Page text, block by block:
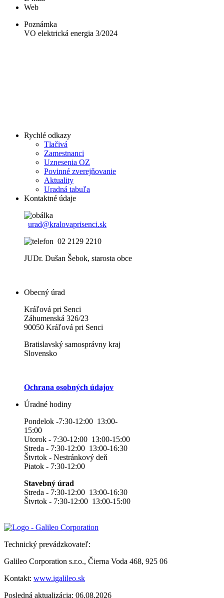
Web
Poznámka
VO elektrická energia 3/2024
Rychlé odkazy
Tlačivá
Zamestnanci
Uznesenia OZ
Povinné zverejňovanie
Aktuality
Uradná tabuľa
Kontaktné údaje
urad@kralovaprisenci.sk
02 2129 2210
JUDr. Dušan Šebok, starosta obce
Obecný úrad
Kráľová pri Senci
Záhumenská 326/23
90050 Kráľová pri Senci
Bratislavský samosprávny kraj
Slovensko
Ochrana osobných údajov
Úradné hodiny
Pondelok -7:30-12:00 13:00-
15:00
Utorok - 7:30-12:00 13:00-15:00
Streda - 7:30-12:00 13:00-16:30
Štvrtok - Nestránkový deň
Piatok - 7:30-12:00
Stavebný úrad
Streda - 7:30-12:00 13:00-16:30
Štvrtok - 7:30-12:00 13:00-15:00
Technický prevádzkovateľ:
Galileo Corporation s.r.o., Čierna Voda 468, 925 06
Kontakt: www.igalileo.sk
Posledná aktualizácia: 06.08.2026